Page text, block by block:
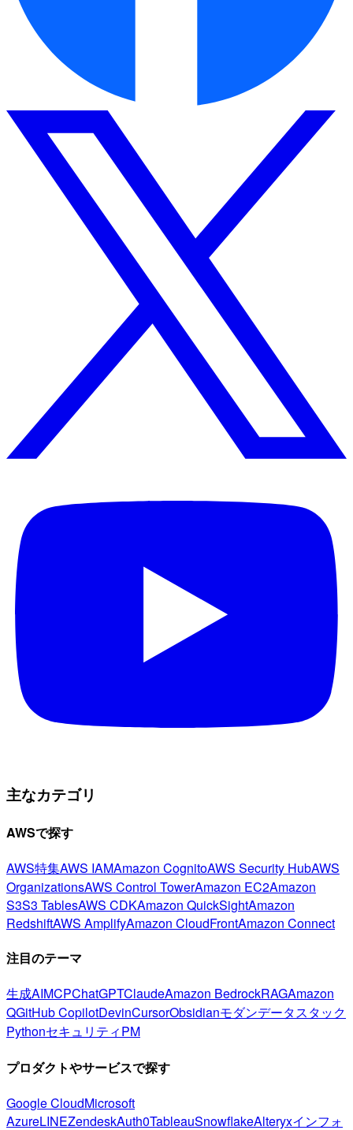
主なカテゴリ
AWSで探す
AWS特集AWS IAMAmazon CognitoAWS Security HubAWS
OrganizationsAWS Control TowerAmazon EC2Amazon
S3S3 TablesAWS CDKAmazon QuickSightAmazon
RedshiftAWS AmplifyAmazon CloudFrontAmazon Connect
注目のテーマ
生成AIMCPChatGPTClaudeAmazon BedrockRAGAmazon
QGitHub CopilotDevinCursorObsidianモダンデータスタック
PythonセキュリティPM
プロダクトやサービスで探す
Google CloudMicrosoft
AzureLINEZendeskAuth0TableauSnowflakeAlteryxインフォ